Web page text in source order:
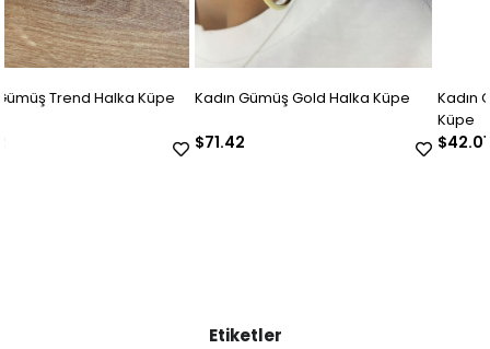
Kadın Gümüş Gold Halka Küpe
Kadın Gümüş Zirkon Taşlı
Etiketler